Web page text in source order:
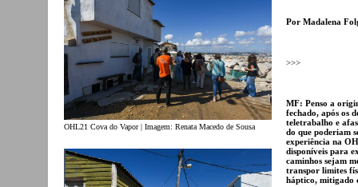
OHL21 Cova do Vapor | Imagem: Renata Macedo de Sousa
Por Madalena
>>>
MF: Penso a
fechado, após os
teletrabalho e
do que poderiam
experiência na
disponíveis para
caminhos sejam
transpor limites
háptico, mitigado